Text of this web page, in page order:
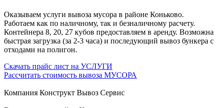
Оказываем услуги вывоза мусора в районе Коньково.
Работаем как по наличному, так и безналичному расчету.
Контейнера 8, 20, 27 кубов предоставляем в аренду. Возможна
быстрая загрузка (за 2-3 часа) и последующий вывоз бункера с
отходами на полигон.
Скачать прайс лист на УСЛУГИ
Рассчитать стоимость вывоза МУСОРА
Компания Конструкт Вывоз Сервис